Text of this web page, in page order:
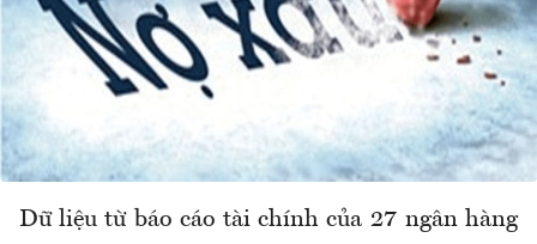
Dữ liệu từ báo cáo tài chính của 27 ngân hàng